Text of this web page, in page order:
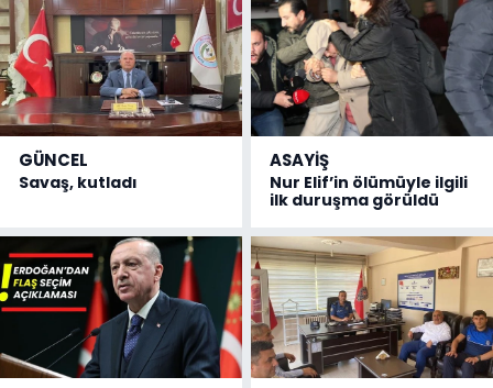
GÜNCEL
Savaş, kutladı
ASAYİŞ
Nur Elif’in ölümüyle ilgili
ilk duruşma görüldü